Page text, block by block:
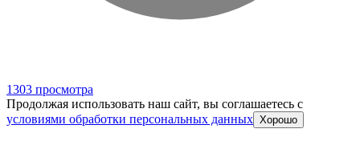
1303 просмотра
Продолжая использовать наш сайт, вы соглашаетесь c
условиями обработки персональных данных Хорошо